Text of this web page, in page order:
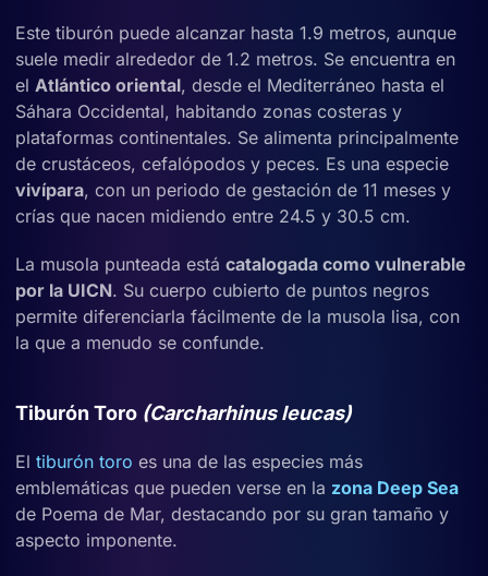
Este tiburón puede alcanzar hasta 1.9 metros, aunque
suele medir alrededor de 1.2 metros. Se encuentra en
el Atlántico oriental, desde el Mediterráneo hasta el
Sáhara Occidental, habitando zonas costeras y
plataformas continentales. Se alimenta principalmente
de crustáceos, cefalópodos y peces. Es una especie
vivípara, con un periodo de gestación de 11 meses y
crías que nacen midiendo entre 24.5 y 30.5 cm.
La musola punteada está catalogada como vulnerable
por la UICN. Su cuerpo cubierto de puntos negros
permite diferenciarla fácilmente de la musola lisa, con
la que a menudo se confunde.
Tiburón Toro (Carcharhinus leucas)
El tiburón toro es una de las especies más
emblemáticas que pueden verse en la zona Deep Sea
de Poema de Mar, destacando por su gran tamaño y
aspecto imponente.